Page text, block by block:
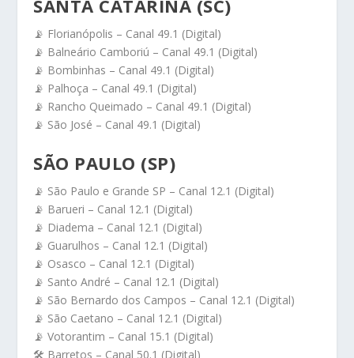
SANTA CATARINA (SC)
📡 Florianópolis – Canal 49.1 (Digital)
📡 Balneário Camboriú – Canal 49.1 (Digital)
📡 Bombinhas – Canal 49.1 (Digital)
📡 Palhoça – Canal 49.1 (Digital)
📡 Rancho Queimado – Canal 49.1 (Digital)
📡 São José – Canal 49.1 (Digital)
SÃO PAULO (SP)
📡 São Paulo e Grande SP – Canal 12.1 (Digital)
📡 Barueri – Canal 12.1 (Digital)
📡 Diadema – Canal 12.1 (Digital)
📡 Guarulhos – Canal 12.1 (Digital)
📡 Osasco – Canal 12.1 (Digital)
📡 Santo André – Canal 12.1 (Digital)
📡 São Bernardo dos Campos – Canal 12.1 (Digital)
📡 São Caetano – Canal 12.1 (Digital)
📡 Votorantim – Canal 15.1 (Digital)
🛠️ Barretos – Canal 50.1 (Digital)